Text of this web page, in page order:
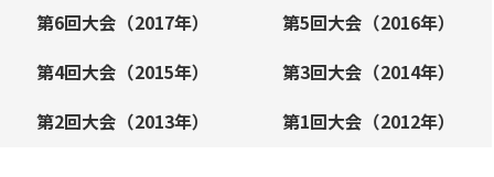
第6回大会（2017年）
第5回大会（2016年）
第4回大会（2015年）
第3回大会（2014年）
第2回大会（2013年）
第1回大会（2012年）